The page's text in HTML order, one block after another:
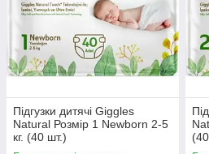
Підгузки дитячі Giggles
Natural Розмір 1 Newborn 2-5
кг. (40 шт.)